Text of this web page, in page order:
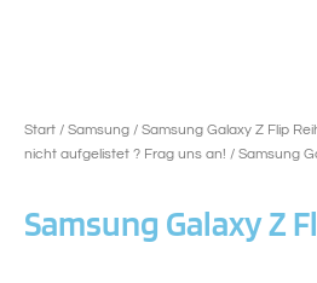
Start / Samsung / Samsung Galaxy Z Flip
nicht aufgelistet ? Frag uns an! / Samsung
Samsung Galaxy Z